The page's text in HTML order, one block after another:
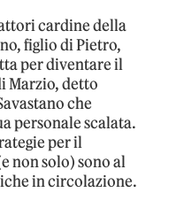
cardine della
figlio di Pietro,
per diventare il
Marzio, detto
che
personale scalata.
per il
non solo) sono al
in circolazione.